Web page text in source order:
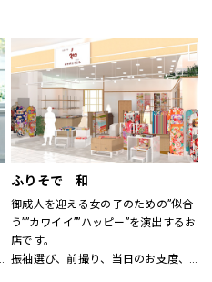
あなたの大切な人と、もっと笑顔に
なれる服を。
心地よさや好感を大切にした
“Good Feeling Wear”で
そんなつながりを、笑顔を、つくり
続けます。
ともに生きよう
ふりそで 和
御成人を迎える女の子のための”似合
う””カワイイ””ハッピー”を演出するお
店です。
振袖選び、前撮り、当日のお支度、